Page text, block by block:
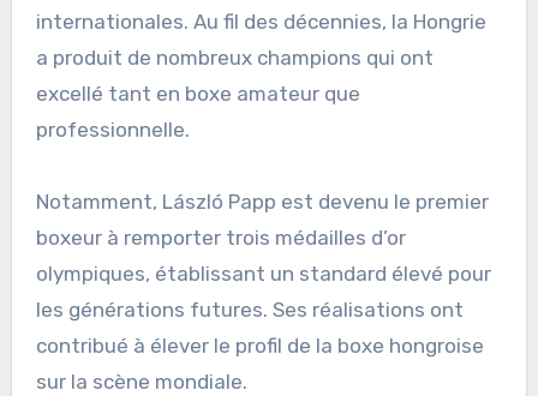
internationales. Au fil des décennies, la Hongrie
a produit de nombreux champions qui ont
excellé tant en boxe amateur que
professionnelle.
Notamment, László Papp est devenu le premier
boxeur à remporter trois médailles d’or
olympiques, établissant un standard élevé pour
les générations futures. Ses réalisations ont
contribué à élever le profil de la boxe hongroise
sur la scène mondiale.